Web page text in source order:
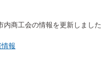
内商工会の情報を更新しました
報